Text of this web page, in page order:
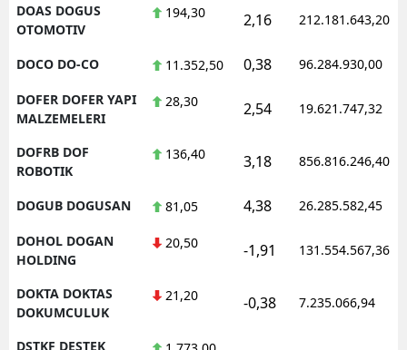
DOAS DOGUS
OTOMOTIV
194,30 2,16 212.181.643,20
DOCO DO-CO 11.352,50 0,38 96.284.930,00
DOFER DOFER YAPI
MALZEMELERI
28,30 2,54 19.621.747,32
DOFRB DOF
ROBOTIK
136,40 3,18 856.816.246,40
DOGUB DOGUSAN 81,05 4,38 26.285.582,45
DOHOL DOGAN
HOLDING
20,50 -1,91 131.554.567,36
DOKTA DOKTAS
DOKUMCULUK
21,20 -0,38 7.235.066,94
DSTKF DESTEK